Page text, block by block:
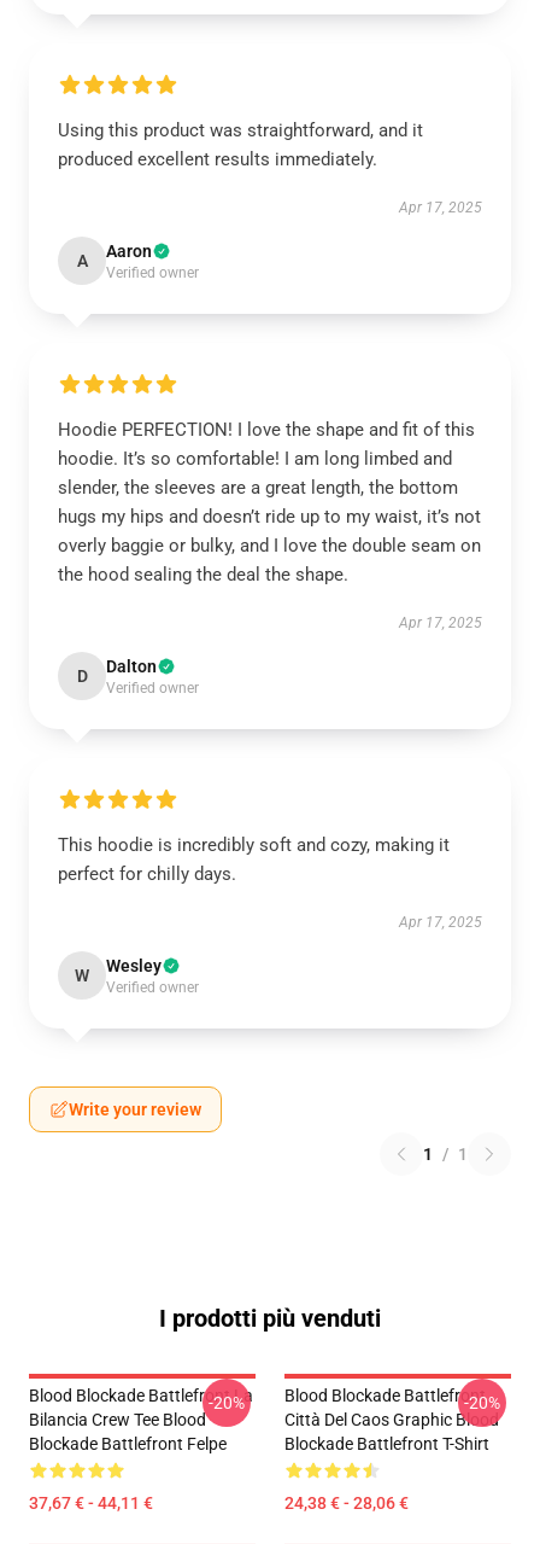
Using this product was straightforward, and it
produced excellent results immediately.
Apr 17, 2025
A Aaron
Verified owner
Hoodie PERFECTION! I love the shape and fit of this
hoodie. It’s so comfortable! I am long limbed and
slender, the sleeves are a great length, the bottom
hugs my hips and doesn’t ride up to my waist, it’s not
overly baggie or bulky, and I love the double seam on
the hood sealing the deal the shape.
Apr 17, 2025
D Dalton
Verified owner
This hoodie is incredibly soft and cozy, making it
perfect for chilly days.
Apr 17, 2025
W Wesley
Verified owner
Write your review
1 / 1
I prodotti più venduti
Blood Blockade Battlefront La
Bilancia Crew Tee Blood
Blockade Battlefront Felpe
37,67 € - 44,11 €
-20%
Blood Blockade Battlefront
Città Del Caos Graphic Blood
Blockade Battlefront T-Shirt
24,38 € - 28,06 €
-20%